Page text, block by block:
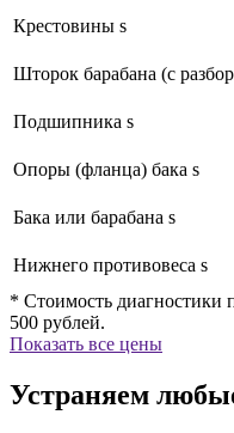
Крестовины s
Шторок барабана (с
Подшипника s
Опоры (фланца) бака s
Бака или барабана s
Нижнего противовеса s
* Стоимость диагностики
500 рублей.
Показать все цены
Устраняем